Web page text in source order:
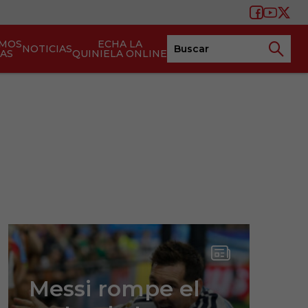
NOTICIAS ECHA LA
QUINIELA ONLINE
Messi rompe el